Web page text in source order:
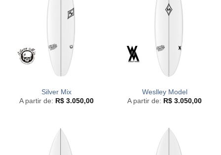
Silver Mix
A partir de: R$ 3.050,00
Weslley Model
A partir de: R$ 3.050,00